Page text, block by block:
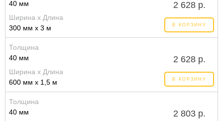
40 мм
Ширина x Длина
300 мм x 3 м
2 628 р.
В КОРЗИНУ
Толщина
40 мм
Ширина x Длина
600 мм x 1,5 м
2 628 р.
В КОРЗИНУ
Толщина
40 мм
2 803 р.